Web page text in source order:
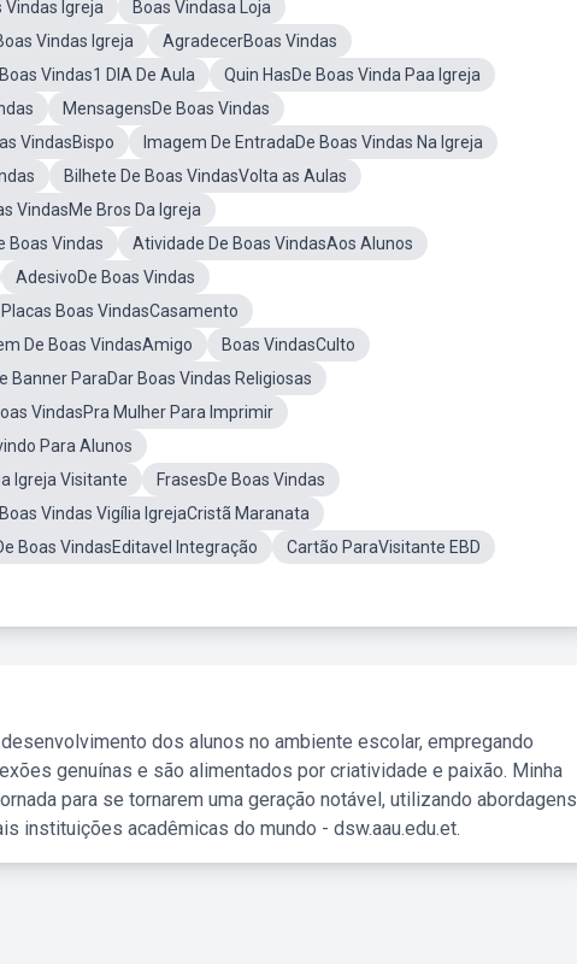
Igreja
Boas Vindasa Loja
Vindas Igreja
AgradecerBoas Vindas
Boas Vindas1 DIA De Aula
Quin HasDe Boas Vinda Paa Igreja
MensagensDe Boas Vindas
VindasBispo
Imagem De EntradaDe Boas Vindas Na Igreja
Bilhete De Boas VindasVolta as Aulas
VindasMe Bros Da Igreja
Boas Vindas
Atividade De Boas VindasAos Alunos
AdesivoDe Boas Vindas
Placas Boas VindasCasamento
De Boas VindasAmigo
Boas VindasCulto
Banner ParaDar Boas Vindas Religiosas
VindasPra Mulher Para Imprimir
Para Alunos
Igreja Visitante
FrasesDe Boas Vindas
Boas Vindas Vigília IgrejaCristã Maranata
Boas VindasEditavel Integração
Cartão ParaVisitante EBD
dos alunos no ambiente escolar, empregando
genuínas e são alimentados por criatividade e paixão. Minha
para se tornarem uma geração notável, utilizando abordagens
instituições acadêmicas do mundo - dsw.aau.edu.et.